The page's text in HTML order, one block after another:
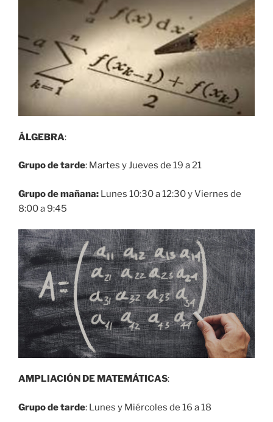
ÁLGEBRA:
Grupo de tarde: Martes y Jueves de 19 a 21
Grupo de mañana: Lunes 10:30 a 12:30 y Viernes de
8:00 a 9:45
AMPLIACIÓN DE MATEMÁTICAS:
Grupo de tarde: Lunes y Miércoles de 16 a 18